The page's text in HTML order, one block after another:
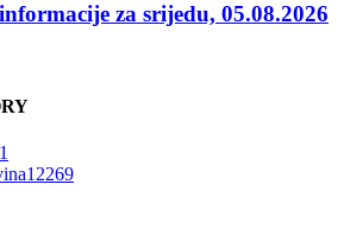
za srijedu, 05.08.2026
12269